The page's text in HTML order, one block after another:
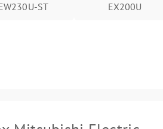
ST
EX200U